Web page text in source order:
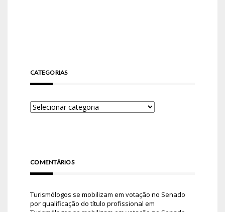
CATEGORIAS
COMENTÁRIOS
Turismólogos se mobilizam em votação no Senado
por qualificação do título profissional em